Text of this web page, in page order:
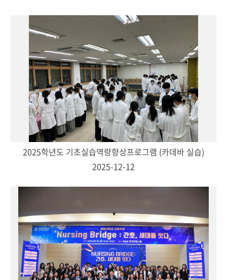
2018년
2017년
2016년
2015년
2014년
2025학년도 기초실습역량향상프로그램 (카데바 실습)
2025-12-12